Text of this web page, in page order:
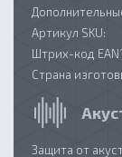
Артикул SKU:
Штрих-код
Страна
Защита от